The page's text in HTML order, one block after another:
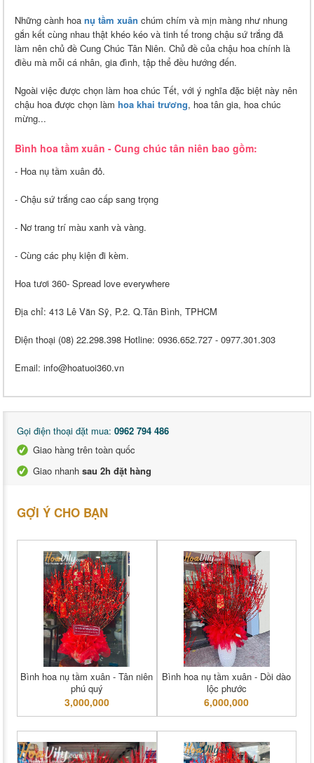
Những cành hoa nụ tầm xuân chúm chím và mịn màng như nhung
gắn kết cùng nhau thật khéo kéo và tinh tế trong chậu sứ trắng đã
làm nên chủ đề Cung Chúc Tân Niên. Chủ đề của chậu hoa chính là
điều mà mỗi cá nhân, gia đình, tập thể đều hướng đến.
Ngoài việc được chọn làm hoa chúc Tết, với ý nghĩa đặc biệt này nên
chậu hoa được chọn làm hoa khai trương, hoa tân gia, hoa chúc
mừng...
Bình hoa tầm xuân - Cung chúc tân niên bao gồm:
- Hoa nụ tầm xuân đỏ.
- Chậu sứ trắng cao cấp sang trọng
- Nơ trang trí màu xanh và vàng.
- Cùng các phụ kiện đi kèm.
Hoa tươi 360- Spread love everywhere
Địa chỉ: 413 Lê Văn Sỹ, P.2. Q.Tân Bình, TPHCM
Điện thoại (08) 22.298.398 Hotline: 0936.652.727 - 0977.301.303
Email: info@hoatuoi360.vn
Gọi điện thoại đặt mua: 0962 794 486
Giao hàng trên toàn quốc
Giao nhanh sau 2h đặt hàng
GỢI Ý CHO BẠN
Bình hoa nụ tầm xuân - Tân niên
phú quý
3,000,000
Bình hoa nụ tầm xuân - Dồi dào
lộc phước
6,000,000